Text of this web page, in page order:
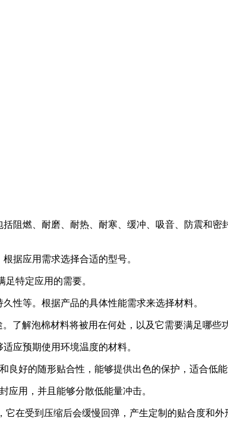
阻燃、耐磨、耐热、耐寒、缓冲、吸音、防震和
据应用需求选择合适的型号。
特定应用的需要。
性等。根据产品的具体性能需求来选择材料。
了解泡棉材料将被用在何处，以及它需要满足哪些
应预期使用环境温度的材料。
好的随形贴合性，能够提供出色的保护，适合低能
应用，并且能够分散低能量冲击。
在受到压缩后会缓慢回弹，产生定制的贴合度和外